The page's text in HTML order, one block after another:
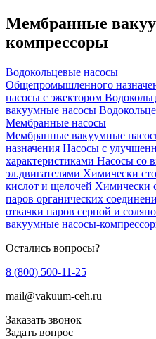
Мембранные
компрессоры
Водокольцевые насосы
Общепромышленного
насосы с эжектором
вакуумные насосы
Мембранные насосы
Мембранные вакуумные
назначения Насосы с
характеристиками Насосы со
эл.двигателями Химически
кислот и щелочей Химически
паров органических
откачки паров серной и
вакуумные насосы-
Остались вопросы?
8 (800) 500-11-25
mail@vakuum-ceh.ru
Заказать звонок
Задать вопрос